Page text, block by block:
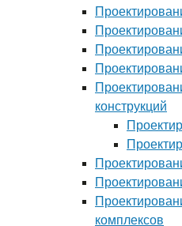
конструкций
комплексов